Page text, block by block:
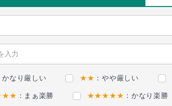
かなり厳しい ★★ ：やや厳しい
：まぁ楽勝 ★★★★★ ：かなり楽勝